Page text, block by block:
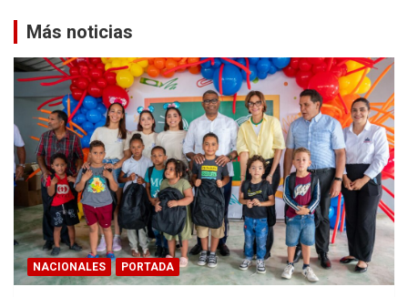
Más noticias
NACIONALES PORTADA